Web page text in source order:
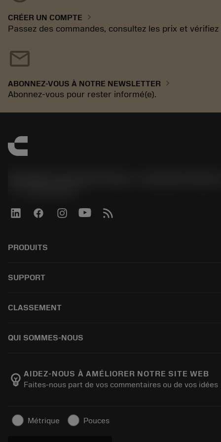
CRÉER UN COMPTE chevron_right
Passez des commandes, consultez les prix et
mail
ABONNEZ-VOUS À NOTRE NEWSLETTER chevron_right
Abonnez-vous pour rester informé(e).
PRODUITS
Todos os softwares
Recondicionamento
SUPPORT
Distribuidores e especialistas
Calculadoras e aplicativos
CLASSEMENT
Pedido
Rastreie seu pedido
Faça uma cotação
QUI SOMMES-NOUS
Manufacturing Wellness
Carreira
Artigos
Para a prensa
emoji_objects AIDEZ-NOUS À AMÉLIORER NOTRE SITE WEB
Faites-nous part de vos commentaires ou de vos idées
Métrique Pouces